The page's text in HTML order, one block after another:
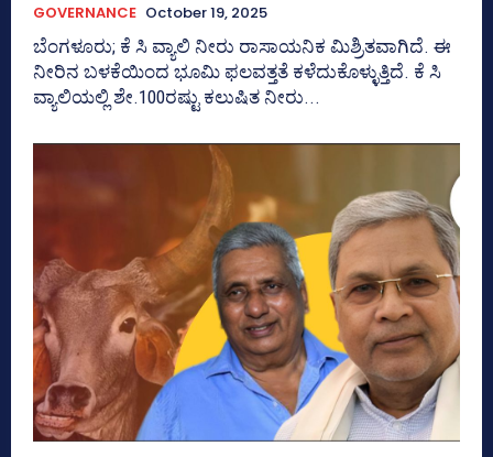
GOVERNANCE October 19, 2025
ಬೆಂಗಳೂರು; ಕೆ ಸಿ ವ್ಯಾಲಿ ನೀರು ರಾಸಾಯನಿಕ ಮಿಶ್ರಿತವಾಗಿದೆ. ಈ
ನೀರಿನ ಬಳಕೆಯಿಂದ ಭೂಮಿ ಫಲವತ್ತತೆ ಕಳೆದುಕೊಳ್ಳುತ್ತಿದೆ. ಕೆ ಸಿ
ವ್ಯಾಲಿಯಲ್ಲಿ ಶೇ.100ರಷ್ಟು ಕಲುಷಿತ ನೀರು...